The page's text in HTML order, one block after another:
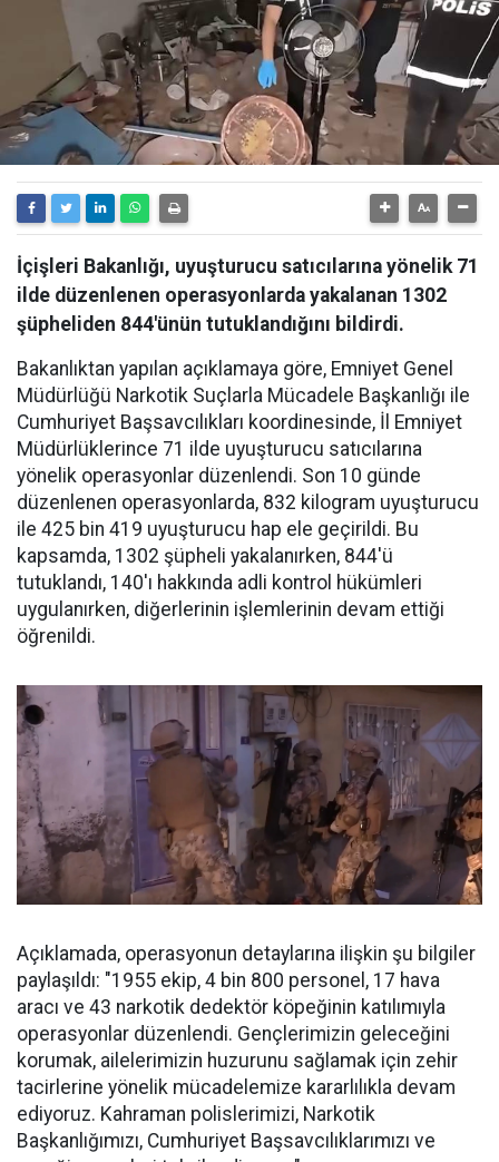
İçişleri Bakanlığı, uyuşturucu satıcılarına yönelik 71
ilde düzenlenen operasyonlarda yakalanan 1302
şüpheliden 844'ünün tutuklandığını bildirdi.
Bakanlıktan yapılan açıklamaya göre, Emniyet Genel
Müdürlüğü Narkotik Suçlarla Mücadele Başkanlığı ile
Cumhuriyet Başsavcılıkları koordinesinde, İl Emniyet
Müdürlüklerince 71 ilde uyuşturucu satıcılarına
yönelik operasyonlar düzenlendi. Son 10 günde
düzenlenen operasyonlarda, 832 kilogram uyuşturucu
ile 425 bin 419 uyuşturucu hap ele geçirildi. Bu
kapsamda, 1302 şüpheli yakalanırken, 844'ü
tutuklandı, 140'ı hakkında adli kontrol hükümleri
uygulanırken, diğerlerinin işlemlerinin devam ettiği
öğrenildi.
Açıklamada, operasyonun detaylarına ilişkin şu bilgiler
paylaşıldı: "1955 ekip, 4 bin 800 personel, 17 hava
aracı ve 43 narkotik dedektör köpeğinin katılımıyla
operasyonlar düzenlendi. Gençlerimizin geleceğini
korumak, ailelerimizin huzurunu sağlamak için zehir
tacirlerine yönelik mücadelemize kararlılıkla devam
ediyoruz. Kahraman polislerimizi, Narkotik
Başkanlığımızı, Cumhuriyet Başsavcılıklarımızı ve